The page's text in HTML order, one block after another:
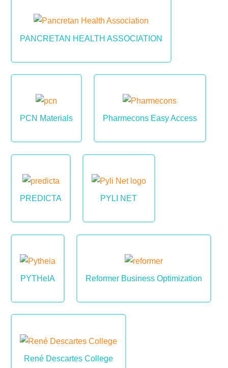
Image
PANCRETAN HEALTH ASSOCIATION
Image
PCN Materials
Image
Pharmecons Easy Access
Image
PREDICTA
Image
PYLI NET
Image
PYTHeIA
Image
Reformer Business Optimization
Image
René Descartes College